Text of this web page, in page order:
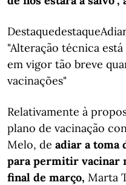
"Alteração técnica
em vigor tão breve
vacinações"
Relativamente à
plano de vacinação
Melo, de adiar a toma
para permitir vacinar
final de março, Marta